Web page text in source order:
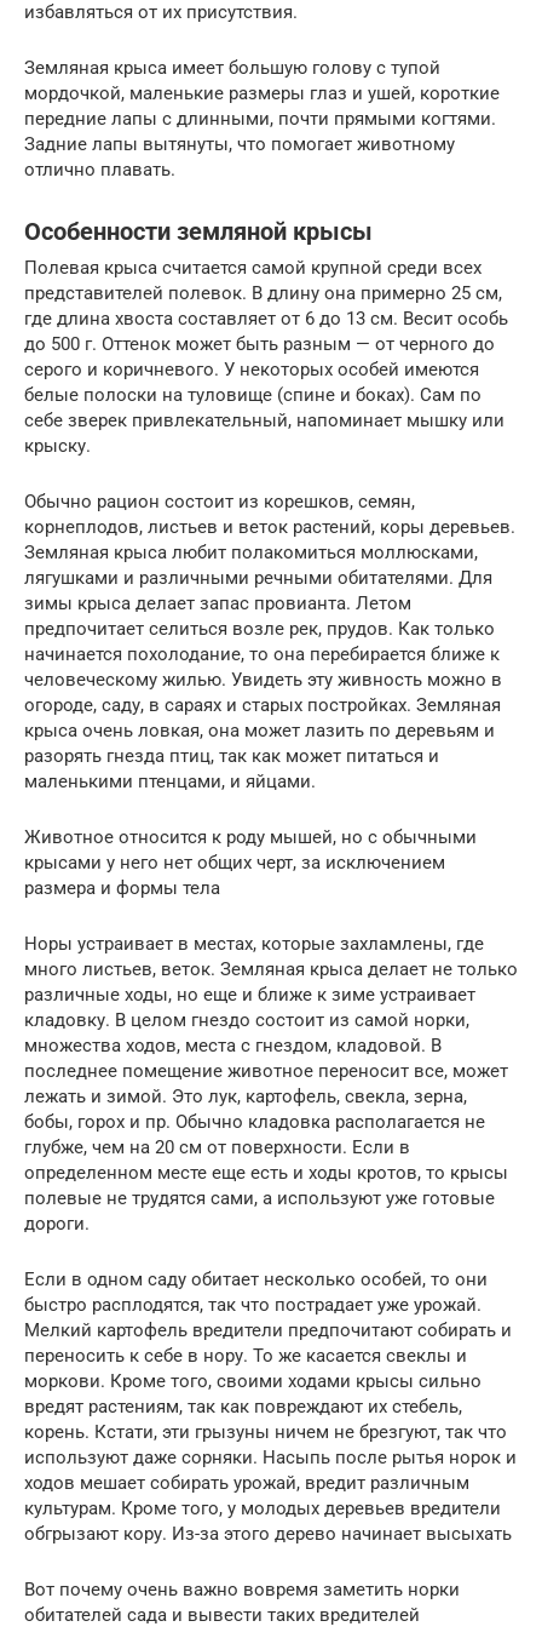
избавляться от их присутствия.
Земляная крыса имеет большую голову с тупой
мордочкой, маленькие размеры глаз и ушей, короткие
передние лапы с длинными, почти прямыми когтями.
Задние лапы вытянуты, что помогает животному
отлично плавать.
Особенности земляной крысы
Полевая крыса считается самой крупной среди всех
представителей полевок. В длину она примерно 25 см,
где длина хвоста составляет от 6 до 13 см. Весит особь
до 500 г. Оттенок может быть разным — от черного до
серого и коричневого. У некоторых особей имеются
белые полоски на туловище (спине и боках). Сам по
себе зверек привлекательный, напоминает мышку или
крыску.
Обычно рацион состоит из корешков, семян,
корнеплодов, листьев и веток растений, коры деревьев.
Земляная крыса любит полакомиться моллюсками,
лягушками и различными речными обитателями. Для
зимы крыса делает запас провианта. Летом
предпочитает селиться возле рек, прудов. Как только
начинается похолодание, то она перебирается ближе к
человеческому жилью. Увидеть эту живность можно в
огороде, саду, в сараях и старых постройках. Земляная
крыса очень ловкая, она может лазить по деревьям и
разорять гнезда птиц, так как может питаться и
маленькими птенцами, и яйцами.
Животное относится к роду мышей, но с обычными
крысами у него нет общих черт, за исключением
размера и формы тела
Норы устраивает в местах, которые захламлены, где
много листьев, веток. Земляная крыса делает не только
различные ходы, но еще и ближе к зиме устраивает
кладовку. В целом гнездо состоит из самой норки,
множества ходов, места с гнездом, кладовой. В
последнее помещение животное переносит все, может
лежать и зимой. Это лук, картофель, свекла, зерна,
бобы, горох и пр. Обычно кладовка располагается не
глубже, чем на 20 см от поверхности. Если в
определенном месте еще есть и ходы кротов, то крысы
полевые не трудятся сами, а используют уже готовые
дороги.
Если в одном саду обитает несколько особей, то они
быстро расплодятся, так что пострадает уже урожай.
Мелкий картофель вредители предпочитают собирать и
переносить к себе в нору. То же касается свеклы и
моркови. Кроме того, своими ходами крысы сильно
вредят растениям, так как повреждают их стебель,
корень. Кстати, эти грызуны ничем не брезгуют, так что
используют даже сорняки. Насыпь после рытья норок и
ходов мешает собирать урожай, вредит различным
культурам. Кроме того, у молодых деревьев вредители
обгрызают кору. Из-за этого дерево начинает высыхать
Вот почему очень важно вовремя заметить норки
обитателей сада и вывести таких вредителей